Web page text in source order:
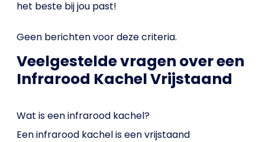
het beste bij jou past!
Geen berichten voor deze criteria.
Veelgestelde vragen over een
Infrarood Kachel Vrijstaand
Wat is een infrarood kachel?
Een infrarood kachel is een vrijstaand